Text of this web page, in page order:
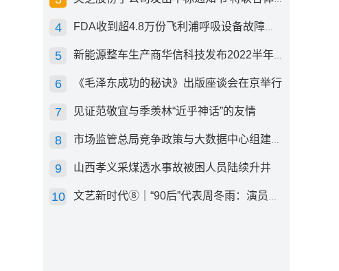
FDA收到超4.8万份飞利浦呼吸设备故障报告 其中44份死亡案例
新能源整车生产商华信科技发布2022半年度报告 同比下滑2.92%
《毛泽东成功的秘诀》出版座谈会在京举行
见证范敬宜与季羡林“近乎神话”的友情
市场监管总局竞争政策与大数据中心组建成立
山西孝义采煤透水事故被困人员陆续升井
文艺新时代⑧｜“90后”代表周冬雨：演员心里有底，得靠体验生活